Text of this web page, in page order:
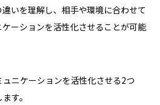
いを理解し、相手や環境に合わせて
ーションを活性化させることが可能
ニケーションを活性化させる2つ
す。